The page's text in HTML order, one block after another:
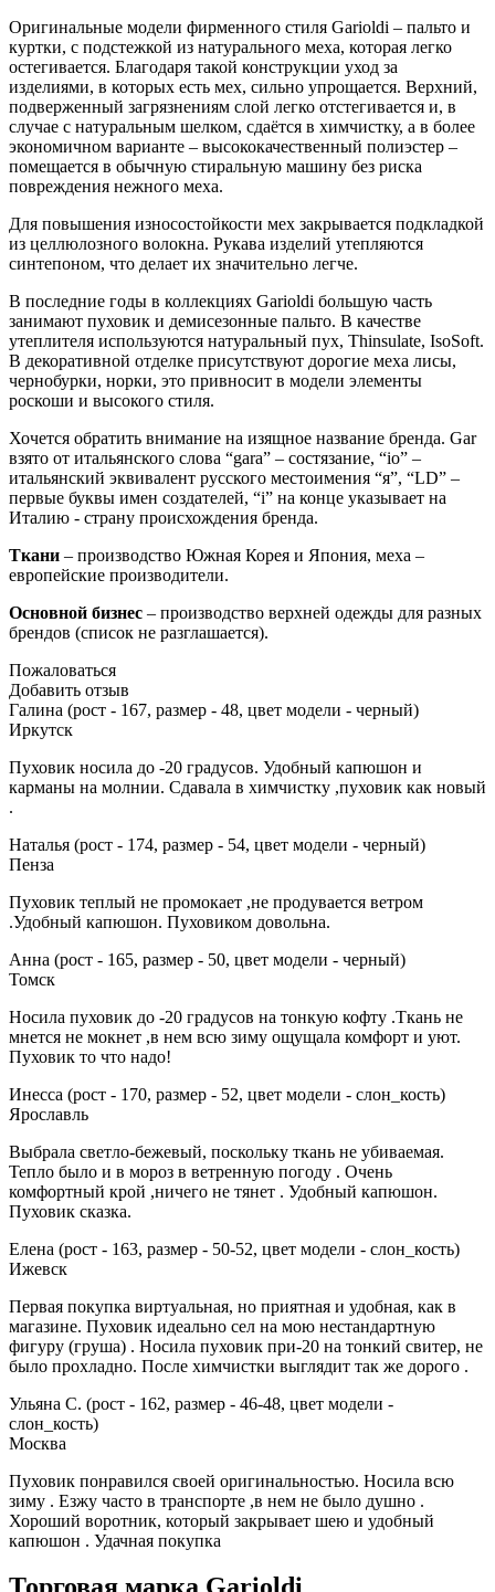
Оригинальные модели фирменного стиля Garioldi – пальто и
куртки, c подстежкой из натурального меха, которая легко
остегивается. Благодаря такой конструкции уход за
изделиями, в которых есть мех, сильно упрощается. Верхний,
подверженный загрязнениям слой легко отстегивается и, в
случае с натуральным шелком, сдаётся в химчистку, а в более
экономичном варианте – высококачественный полиэстер –
помещается в обычную стиральную машину без риска
повреждения нежного меха.
Для повышения износостойкости мех закрывается подкладкой
из целлюлозного волокна. Рукава изделий утепляются
синтепоном, что делает их значительно легче.
В последние годы в коллекциях Garioldi большую часть
занимают пуховик и демисезонные пальто. В качестве
утеплителя используются натуральный пух, Thinsulate, IsoSoft.
В декоративной отделке присутствуют дорогие меха лисы,
чернобурки, норки, это привносит в модели элементы
роскоши и высокого стиля.
Хочется обратить внимание на изящное название бренда. Gar
взято от итальянского слова “gara” – состязание, “io” –
итальянский эквивалент русского местоимения “я”, “LD” –
первые буквы имен создателей, “i” на конце указывает на
Италию - страну происхождения бренда.
Ткани – производство Южная Корея и Япония, меха –
европейские производители.
Основной бизнес – производство верхней одежды для разных
брендов (список не разглашается).
Пожаловаться
Добавить отзыв
Галина (рост - 167, размер - 48, цвет модели - черный)
Иркутск
Пуховик носила до -20 градусов. Удобный капюшон и
карманы на молнии. Сдавала в химчистку ,пуховик как новый
.
Наталья (рост - 174, размер - 54, цвет модели - черный)
Пенза
Пуховик теплый не промокает ,не продувается ветром
.Удобный капюшон. Пуховиком довольна.
Анна (рост - 165, размер - 50, цвет модели - черный)
Томск
Носила пуховик до -20 градусов на тонкую кофту .Ткань не
мнется не мокнет ,в нем всю зиму ощущала комфорт и уют.
Пуховик то что надо!
Инесса (рост - 170, размер - 52, цвет модели - слон_кость)
Ярославль
Выбрала светло-бежевый, поскольку ткань не убиваемая.
Тепло было и в мороз в ветренную погоду . Очень
комфортный крой ,ничего не тянет . Удобный капюшон.
Пуховик сказка.
Елена (рост - 163, размер - 50-52, цвет модели - слон_кость)
Ижевск
Первая покупка виртуальная, но приятная и удобная, как в
магазине. Пуховик идеально сел на мою нестандартную
фигуру (груша) . Носила пуховик при-20 на тонкий свитер, не
было прохладно. После химчистки выглядит так же дорого .
Ульяна С. (рост - 162, размер - 46-48, цвет модели -
слон_кость)
Москва
Пуховик понравился своей оригинальностью. Носила всю
зиму . Езжу часто в транспорте ,в нем не было душно .
Хороший воротник, который закрывает шею и удобный
капюшон . Удачная покупка